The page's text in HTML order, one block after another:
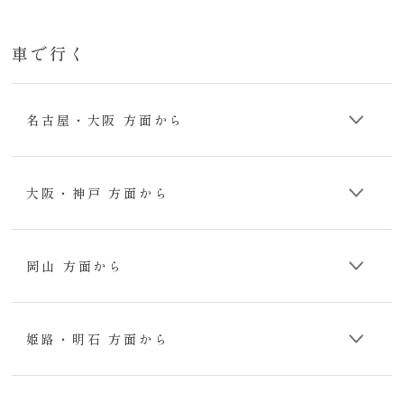
車で行く
名古屋・大阪 方面から
大阪・神戸 方面から
岡山 方面から
姫路・明石 方面から